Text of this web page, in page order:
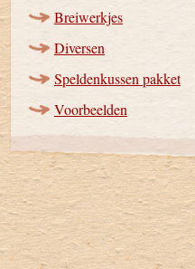
Breiwerkjes
Diversen
Speldenkussen pakket
Voorbeelden